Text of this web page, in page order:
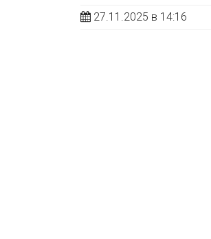
27.11.2025 в 14:16